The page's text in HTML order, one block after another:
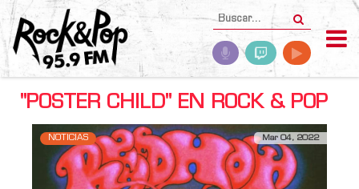
"POSTER CHILD" EN ROCK & POP
NOTICIAS Mar 04, 2022